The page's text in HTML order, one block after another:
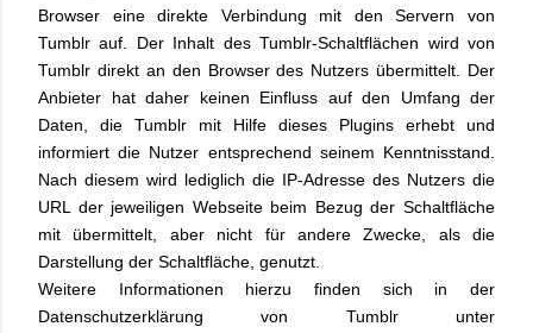
Browser eine direkte Verbindung mit den Servern von
Tumblr auf. Der Inhalt des Tumblr-Schaltflächen wird von
Tumblr direkt an den Browser des Nutzers übermittelt. Der
Anbieter hat daher keinen Einfluss auf den Umfang der
Daten, die Tumblr mit Hilfe dieses Plugins erhebt und
informiert die Nutzer entsprechend seinem Kenntnisstand.
Nach diesem wird lediglich die IP-Adresse des Nutzers die
URL der jeweiligen Webseite beim Bezug der Schaltfläche
mit übermittelt, aber nicht für andere Zwecke, als die
Darstellung der Schaltfläche, genutzt.
Weitere Informationen hierzu finden sich in der
Datenschutzerklärung von Tumblr unter